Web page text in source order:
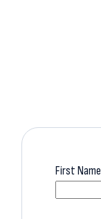
First Name